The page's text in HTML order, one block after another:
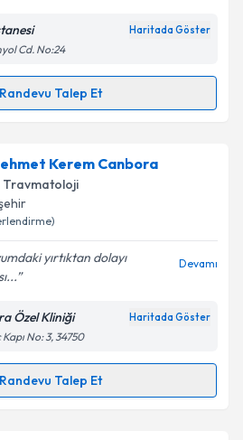
işlenmesine ilişkin
ve kişisel verilerimin belirtilen
Talebini Gönder
Haritada Göster
Cd. No:24
Randevu Talep Et
Talebi
Çiftiçin randevu takvimi
bu uzmandan randevu almanız
e-posta ile
işlenmesine ilişkin
ve kişisel verilerimin belirtilen
kabul ediyorum.
Kerem Canbora
yırtıktan dolayı
Devamı
Özel Kliniği Haritada Göster
No: 3, 34750
Randevu Talep Et
Talebi